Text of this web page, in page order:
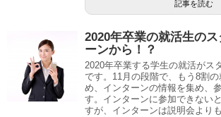
記事を読む
2020年卒業の就活生の
ーンから！？
2020年卒業する学生の就活がス
です。11月の段階で、もう8割
め、インターンの情報を集め、
す。インターンに参加できない
すが、インターンは説明会より